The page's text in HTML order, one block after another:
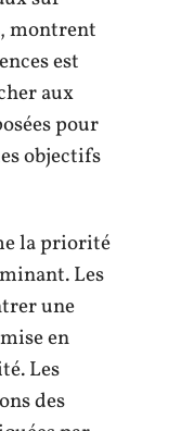
montrent
est
aux
pour
objectifs
la priorité
Les
une
en
Les
des